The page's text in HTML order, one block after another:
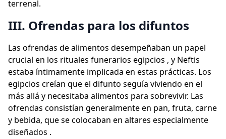
terrenal.
III. Ofrendas para los difuntos
Las ofrendas de alimentos desempeñaban un papel
crucial en los rituales funerarios egipcios , y Neftis
estaba íntimamente implicada en estas prácticas. Los
egipcios creían que el difunto seguía viviendo en el
más allá y necesitaba alimentos para sobrevivir. Las
ofrendas consistían generalmente en pan, fruta, carne
y bebida, que se colocaban en altares especialmente
diseñados .